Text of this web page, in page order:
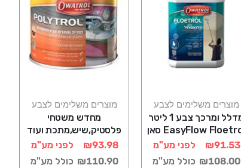
מוצרים משלימים לצבע
מדלל ומרכך צבע 1 ליטר
EasyFlow Floetrol סאן
דק
₪91.53
לפני מע"מ
₪108.00 כולל מע"מ
מוצרים משלימים לצבע
מחדש משטחי
פלסטיק,שיש,מתכת ועוד
500 מ"ל POLYTROL סאן
₪93.98
לפני מע"מ
₪110.90 כולל מע"מ